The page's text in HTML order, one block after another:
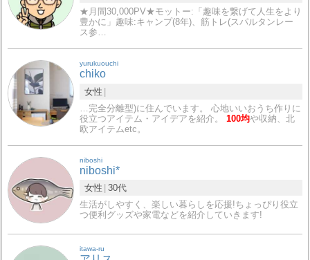
★月間30,000PV★モットー:「趣味を繋げて人生をより
豊かに」趣味:キャンプ(8年)、筋トレ(スパルタンレー
ス参…
yurukuouchi
chiko
女性
…完全分離型)に住んでいます。 心地いいおうち作りに
役立つアイテム・アイデアを紹介。100均や収納、北
欧アイテムetc。
niboshi
niboshi*
女性 30代
生活がしやすく、楽しい暮らしを応援!ちょっぴり役立
つ便利グッズや家電などを紹介していきます!
itawa-ru